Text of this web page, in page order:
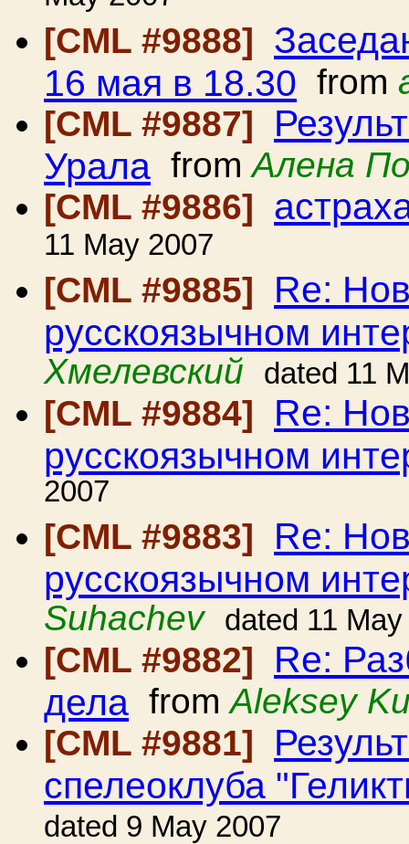
[CML #9888]
16 мая в 18.30 from
[CML #9887]
Урала fromАлена
[CML #9886]
11 May 2007
[CML #9885]
Re:
русскоязычном
Хмелевский
dated 11
[CML #9884] Re:
русскоязычном
2007
[CML #9883]
Re:
русскоязычном
Suhachev
dated 11
[CML #9882] Re:
дела fromAleksey
[CML #9881]
спелеоклуба
dated 9 May 2007